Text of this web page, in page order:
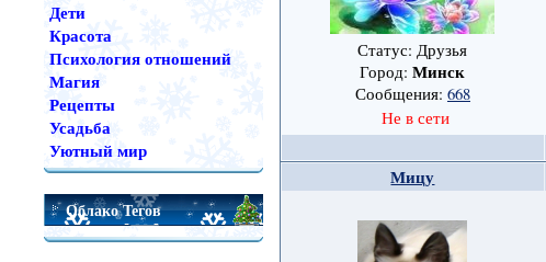
Дети
Красота
Психология отношений
Магия
Рецепты
Усадьба
Уютный мир
Облако Тегов
Статус: Друзья
Город:Минск
Сообщения: 668
Не в сети
Мицу